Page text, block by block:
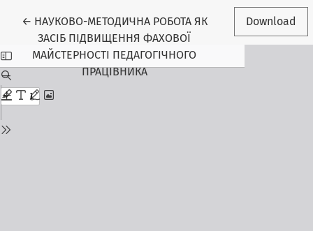
← Return to Article Details
НАУКОВО-МЕТОДИЧНА РОБОТА ЯК
ЗАСІБ ПІДВИЩЕННЯ ФАХОВОЇ
МАЙСТЕРНОСТІ ПЕДАГОГІЧНОГО
ПРАЦІВНИКА
Download